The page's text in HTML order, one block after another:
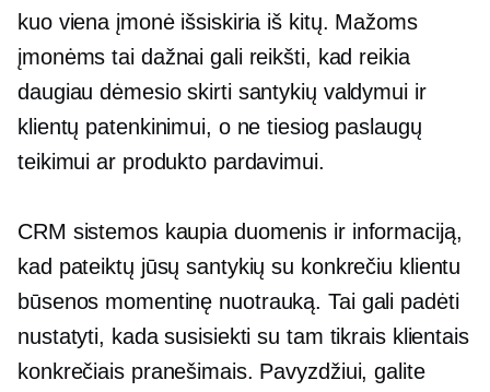
kuo viena įmonė išsiskiria iš kitų. Mažoms
įmonėms tai dažnai gali reikšti, kad reikia
daugiau dėmesio skirti santykių valdymui ir
klientų patenkinimui, o ne tiesiog paslaugų
teikimui ar produkto pardavimui.
CRM sistemos kaupia duomenis ir informaciją,
kad pateiktų jūsų santykių su konkrečiu klientu
būsenos momentinę nuotrauką. Tai gali padėti
nustatyti, kada susisiekti su tam tikrais klientais
konkrečiais pranešimais. Pavyzdžiui, galite